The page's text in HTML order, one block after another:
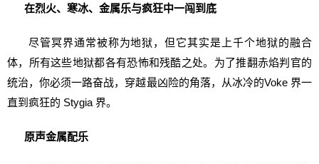
在烈火、寒冰、金属乐与疯狂中一闯到底
尽管冥界通常被称为地狱，但它其实是上千个地狱的融合
体，所有这些地狱都各有恐怖和残酷之处。为了推翻赤焰判官的
统治，你必须一路奋战，穿越最凶险的角落，从冰冷的Voke 界一
直到疯狂的 Stygia 界。
原声金属配乐